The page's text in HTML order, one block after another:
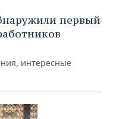
первый
интересные